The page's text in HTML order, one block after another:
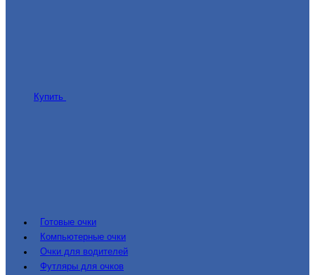
Купить
Готовые очки
Компьютерные очки
Очки для водителей
Футляры для очков